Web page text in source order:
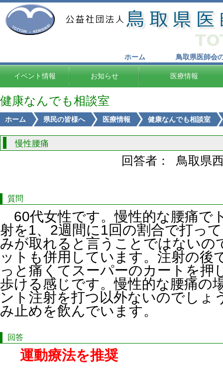
ホーム 鳥取県医師会
イベント情報 お知らせ 医療情報
健康なんでも相談室
ホーム 県民の皆様へ 医療情報 健康なんでも相談室
慢性腰痛
回答者： 鳥取県
質問
60代女性です。慢性的な腰痛で
射を1、2週間に1回の割合で打っ
みが取れると言うことではないの
ットも併用しています。注射の後
っと痛くてスーパーのカートを押
歩ける感じです。慢性的な腰痛の
ント注射を打つ以外ないのでしょ
み止めを飲んでいます。
回答
運動療法を推奨